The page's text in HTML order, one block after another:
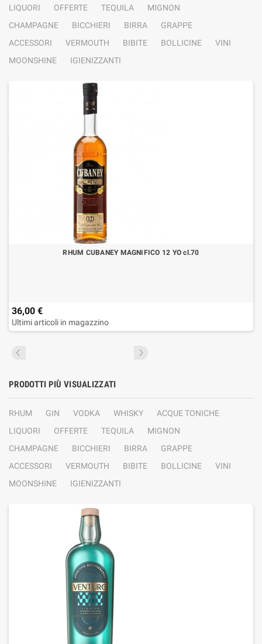
LIQUORI OFFERTE TEQUILA
MIGNON
CHAMPAGNE
BICCHIERI BIRRA
GRAPPE
ACCESSORI
VERMOUTH BIBITE BOLLICINE
VINI
MOONSHINE
IGIENIZZANTI
RHUM CUBANEY MAGNIFICO 12 YO cl.70
36,00 €
Ultimi articoli in magazzino
PRODOTTI PIÙ VISUALIZZATI
RHUM GIN VODKA WHISKY
ACQUE TONICHE
LIQUORI
OFFERTE TEQUILA
MIGNON
CHAMPAGNE
BICCHIERI BIRRA
GRAPPE
ACCESSORI
VERMOUTH BIBITE BOLLICINE
VINI
MOONSHINE
IGIENIZZANTI